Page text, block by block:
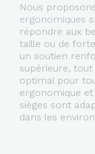
Nous
ergonomiques
répondre aux
taille ou de
un soutien
supérieure,
optimal pour
ergonomique
sièges sont
dans les